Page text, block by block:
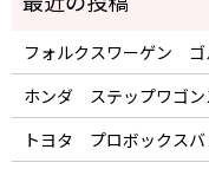
フォルクスワーゲン ゴ
ホンダ ステップワゴン
トヨタ プロボックスバ